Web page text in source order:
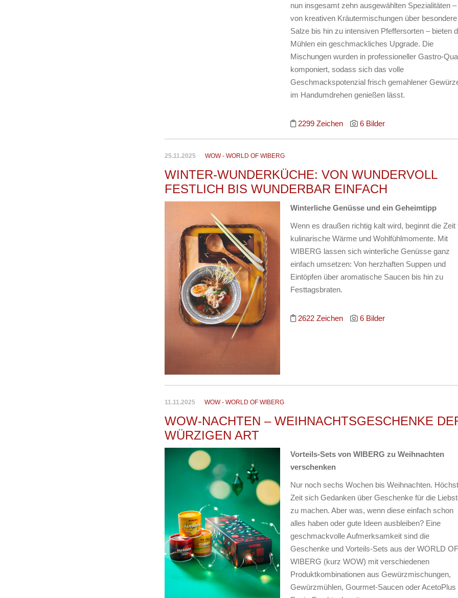
nun insgesamt zehn ausgewählten Spezialitäten –
von kreativen Kräutermischungen über besondere
Salze bis hin zu intensiven Pfeffersorten – bieten
Mühlen ein geschmackliches Upgrade. Die
Mischungen wurden in professioneller Gastro-
komponiert, sodass sich das volle
Geschmackspotenzial frisch gemahlener
im Handumdrehen genießen lässt.
2299 Zeichen 6 Bilder
25.11.2025 WOW - WORLD OF WIBERG
WINTER-WUNDERKÜCHE: VON WUNDERVOLL
FESTLICH BIS WUNDERBAR EINFACH
Winterliche Genüsse und ein Geheimtipp
Wenn es draußen richtig kalt wird, beginnt die Zeit
kulinarische Wärme und Wohlfühlmomente. Mit
WIBERG lassen sich winterliche Genüsse ganz
einfach umsetzen: Von herzhaften Suppen und
Eintöpfen über aromatische Saucen bis hin zu
Festtagsbraten.
2622 Zeichen 6 Bilder
11.11.2025 WOW - WORLD OF WIBERG
WOW-NACHTEN – WEIHNACHTSGESCHENKE
WÜRZIGEN ART
Vorteils-Sets von WIBERG zu Weihnachten
verschenken
Nur noch sechs Wochen bis Weihnachten.
Zeit sich Gedanken über Geschenke für die
zu machen. Aber was, wenn diese einfach schon
alles haben oder gute Ideen ausbleiben? Eine
geschmackvolle Aufmerksamkeit sind die
Geschenke und Vorteils-Sets aus der WORLD OF
WIBERG (kurz WOW) mit verschiedenen
Produktkombinationen aus Gewürzmischungen,
Gewürzmühlen, Gourmet-Saucen oder AcetoPlus